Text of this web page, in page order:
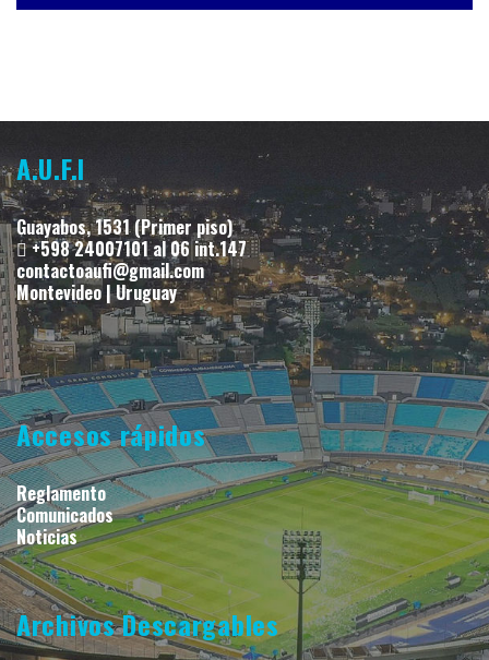
A.U.F.I
Guayabos, 1531 (Primer piso)
+598 24007101 al 06 int.147
contactoaufi@gmail.com
Montevideo | Uruguay
Accesos rápidos
Reglamento
Comunicados
Noticias
Archivos Descargables